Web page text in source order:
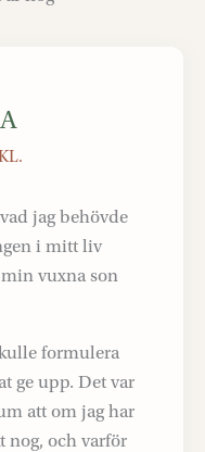
jag behövde
i mitt liv
vuxna son
formulera
ge upp. Det var
att om jag har
nog, och varför